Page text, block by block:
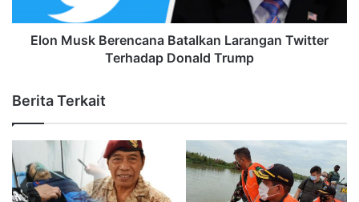
Elon Musk Berencana Batalkan Larangan Twitter
Terhadap Donald Trump
Berita Terkait